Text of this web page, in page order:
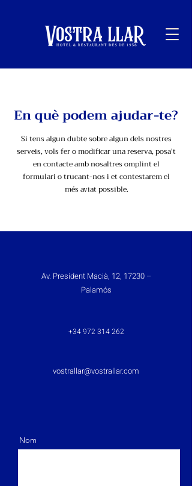
En què podem ajudar-te?
Si tens algun dubte sobre algun dels nostres
serveis, vols fer o modificar una reserva, posa't
en contacte amb nosaltres omplint el
formulari o trucant-nos i et contestarem el
més aviat possible.
Av. President Macià, 12, 17230 –
Palamós
+34 972 314 262
vostrallar@vostrallar.com
Nom